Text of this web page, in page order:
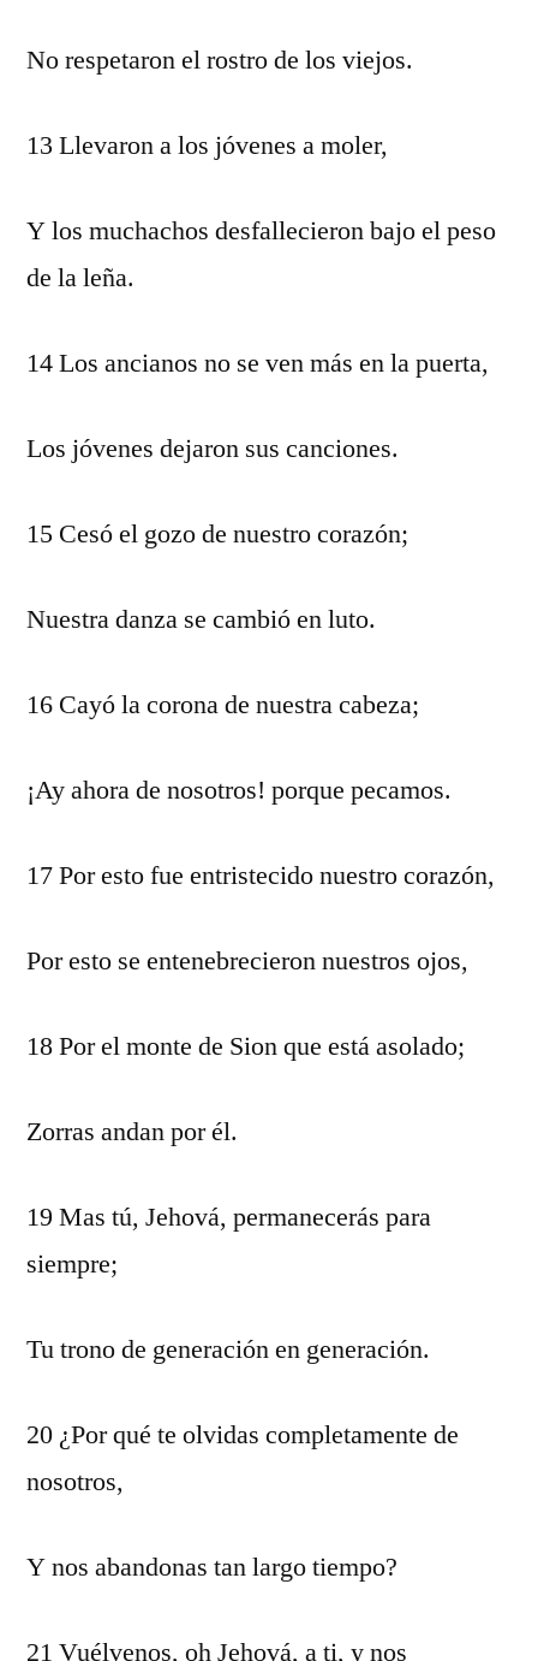
No respetaron el rostro de los viejos.
13 Llevaron a los jóvenes a moler,
Y los muchachos desfallecieron bajo el peso
de la leña.
14 Los ancianos no se ven más en la puerta,
Los jóvenes dejaron sus canciones.
15 Cesó el gozo de nuestro corazón;
Nuestra danza se cambió en luto.
16 Cayó la corona de nuestra cabeza;
¡Ay ahora de nosotros! porque pecamos.
17 Por esto fue entristecido nuestro corazón,
Por esto se entenebrecieron nuestros ojos,
18 Por el monte de Sion que está asolado;
Zorras andan por él.
19 Mas tú, Jehová, permanecerás para
siempre;
Tu trono de generación en generación.
20 ¿Por qué te olvidas completamente de
nosotros,
Y nos abandonas tan largo tiempo?
21 Vuélvenos, oh Jehová, a ti, y nos